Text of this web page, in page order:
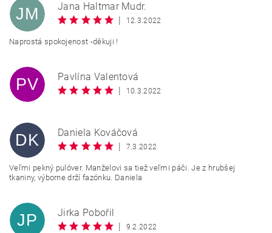
JM
Jana Haltmar Mudr.
|
12.3.2022
Naprostá spokojenost -děkuji !
PV
Pavlína Valentová
|
10.3.2022
DK
Daniela Kováčová
|
7.3.2022
Veľmi pekný pulóver. Manželovi sa tiež veľmi páči. Je z hrubšej
tkaniny, výborne drží fazónku. Daniela
JP
Jirka Pobořil
|
9.2.2022